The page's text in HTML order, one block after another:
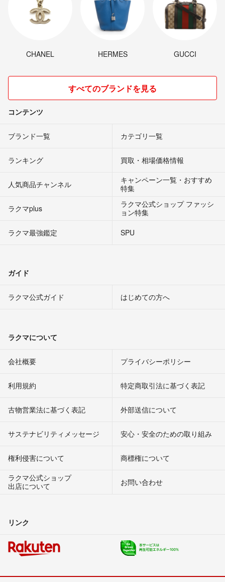
CHANEL HERMES GUCCI
すべてのブランドを見る
コンテンツ
ブランド一覧 カテゴリ一覧
ランキング 買取・相場価格情報
人気商品チャンネル
キャンペーン一覧・おすすめ
特集
ラクマplus
ラクマ公式ショップ ファッシ
ョン特集
ラクマ最強鑑定
SPU
ガイド
ラクマ公式ガイド はじめての方へ
ラクマについて
会社概要 プライバシーポリシー
利用規約 特定商取引法に基づく表記
古物営業法に基づく表記 外部送信について
サステナビリティメッセージ 安心・安全のための取り組み
権利侵害について
商標権について
ラクマ公式ショップ
出店について
お問い合わせ
リンク